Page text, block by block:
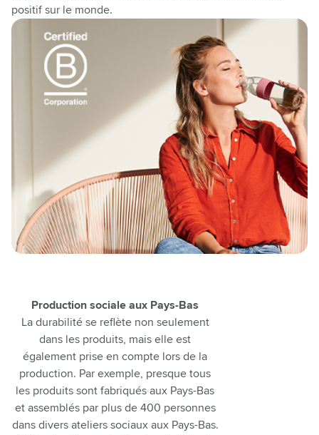
positif sur le monde.
Production sociale aux Pays-Bas
La durabilité se reflète non seulement
dans les produits, mais elle est
également prise en compte lors de la
production. Par exemple, presque tous
les produits sont fabriqués aux Pays-Bas
et assemblés par plus de 400 personnes
dans divers ateliers sociaux aux Pays-Bas.